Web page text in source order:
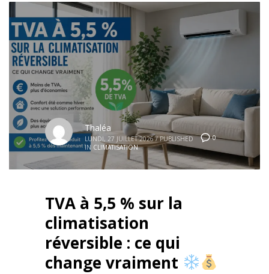
0
Thaléa
LUNDI, 27 JUILLET 2026 / PUBLISHED
IN CLIMATISATION
TVA à 5,5 % sur la
climatisation
réversible : ce qui
change vraiment